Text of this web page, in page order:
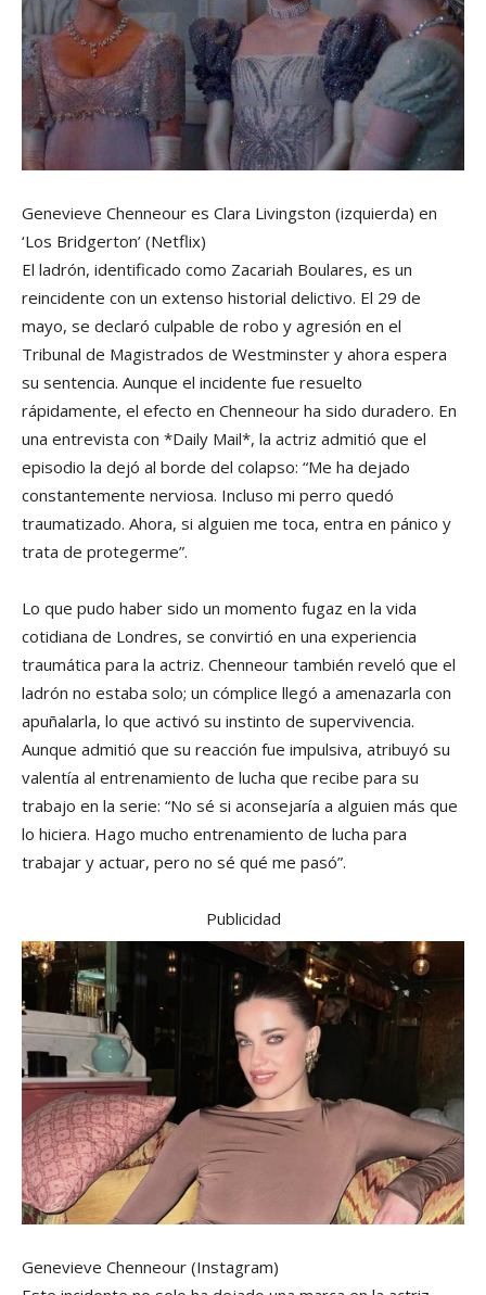
Genevieve Chenneour es Clara Livingston (izquierda) en
‘Los Bridgerton’ (Netflix)
El ladrón, identificado como Zacariah Boulares, es un
reincidente con un extenso historial delictivo. El 29 de
mayo, se declaró culpable de robo y agresión en el
Tribunal de Magistrados de Westminster y ahora espera
su sentencia. Aunque el incidente fue resuelto
rápidamente, el efecto en Chenneour ha sido duradero. En
una entrevista con *Daily Mail*, la actriz admitió que el
episodio la dejó al borde del colapso: “Me ha dejado
constantemente nerviosa. Incluso mi perro quedó
traumatizado. Ahora, si alguien me toca, entra en pánico y
trata de protegerme”.
Lo que pudo haber sido un momento fugaz en la vida
cotidiana de Londres, se convirtió en una experiencia
traumática para la actriz. Chenneour también reveló que el
ladrón no estaba solo; un cómplice llegó a amenazarla con
apuñalarla, lo que activó su instinto de supervivencia.
Aunque admitió que su reacción fue impulsiva, atribuyó su
valentía al entrenamiento de lucha que recibe para su
trabajo en la serie: “No sé si aconsejaría a alguien más que
lo hiciera. Hago mucho entrenamiento de lucha para
trabajar y actuar, pero no sé qué me pasó”.
Publicidad
Genevieve Chenneour (Instagram)